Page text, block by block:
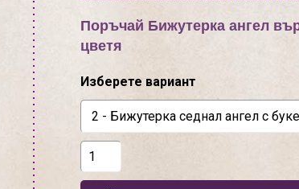
Поръчай Бижутерка ангел
цветя
Изберете вариант